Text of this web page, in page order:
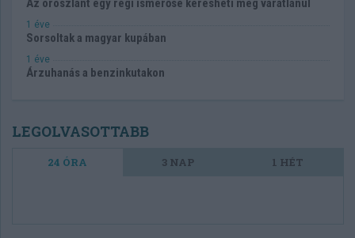
Az oroszlánt egy régi ismerőse keresheti meg váratlanul
1 éve
Sorsoltak a magyar kupában
1 éve
Árzuhanás a benzinkutakon
LEGOLVASOTTABB
24 ÓRA 3 NAP 1 HÉT